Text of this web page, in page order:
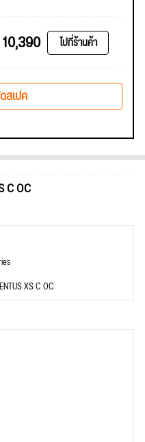
10,390 ไปที่ร้านค้า
สเปค
C OC
XS C OC